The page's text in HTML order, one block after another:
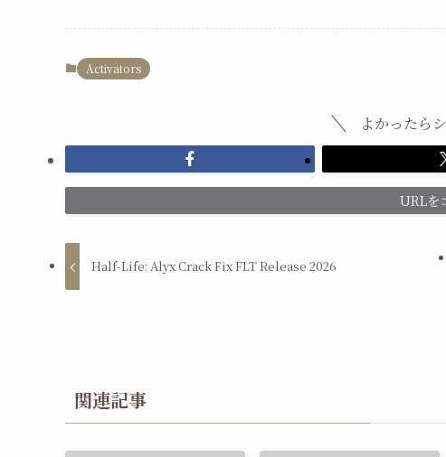
Activators
よかったら
URLを
Half-Life: Alyx Crack Fix FLT Release 2026
関連記事